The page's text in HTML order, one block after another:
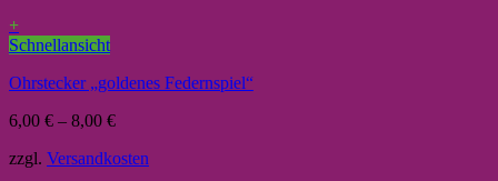
+
Schnellansicht
Ohrstecker „goldenes Federnspiel“
6,00 € – 8,00 €
zzgl. Versandkosten